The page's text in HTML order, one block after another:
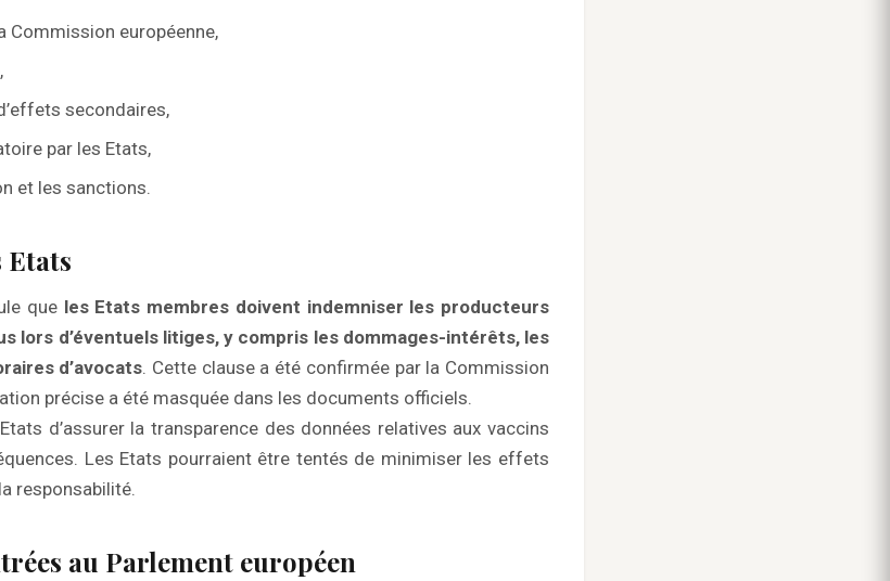
Commission européenne,
secondaires,
par les Etats,
et les sanctions.
Etats
que les Etats membres doivent indemniser les producteurs
lors d’éventuels litiges, y compris les dommages-intérêts, les
d’avocats. Cette clause a été confirmée par la Commission
précise a été masquée dans les documents officiels.
d’assurer la transparence des données relatives aux vaccins
Les Etats pourraient être tentés de minimiser les effets
responsabilité.
au Parlement européen